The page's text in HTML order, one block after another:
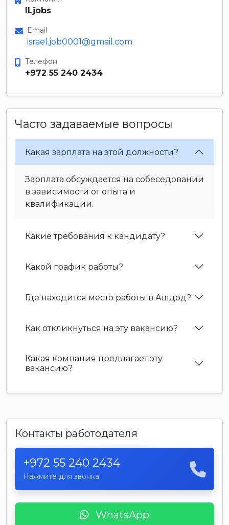
ILjobs
Email
israel.job0001@gmail.com
Телефон
+972 55 240 2434
Часто задаваемые вопросы
Какая зарплата на этой должности?
Зарплата обсуждается на собеседовании
в зависимости от опыта и
квалификации.
Какие требования к кандидату?
Какой график работы?
Где находится место работы в Ашдод?
Как откликнуться на эту вакансию?
Какая компания предлагает эту
вакансию?
Контакты работодателя
+972 55 240 2434
Нажмите для звонка
WhatsApp